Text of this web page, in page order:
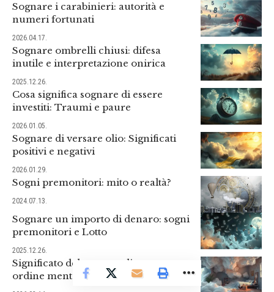
Sognare i carabinieri: autorità e
numeri fortunati
2026.04.17.
Sognare ombrelli chiusi: difesa
inutile e interpretazione onirica
2025.12.26.
Cosa significa sognare di essere
investiti: Traumi e paure
2026.01.05.
Sognare di versare olio: Significati
positivi e negativi
2026.01.29.
Sogni premonitori: mito o realtà?
2024.07.13.
Sognare un importo di denaro: sogni
premonitori e Lotto
2025.12.26.
Significato del sogno pulire casa:
ordine mentale